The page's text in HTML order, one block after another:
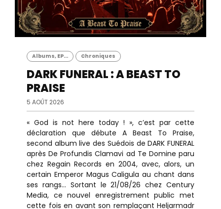
Albums, EP... Chroniques
DARK FUNERAL : A BEAST TO
PRAISE
5 AOÛT 2026
« God is not here today ! », c’est par cette
déclaration que débute A Beast To Praise,
second album live des Suédois de DARK FUNERAL
après De Profundis Clamavi ad Te Domine paru
chez Regain Records en 2004, avec, alors, un
certain Emperor Magus Caligula au chant dans
ses rangs... Sortant le 21/08/26 chez Century
Media, ce nouvel enregistrement public met
cette fois en avant son remplaçant Heljarmadr